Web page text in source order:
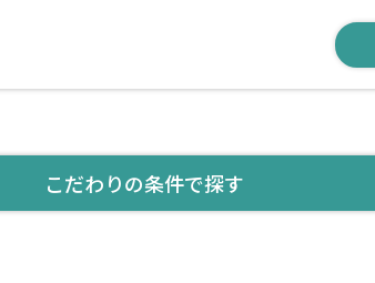
こだわりの条件で探す